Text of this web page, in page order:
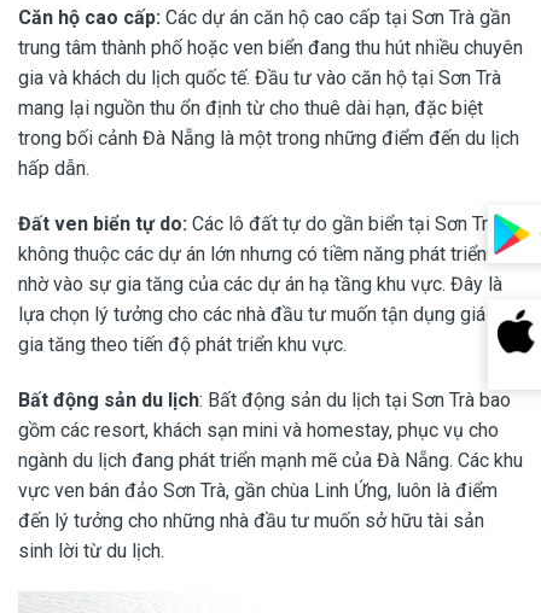
Căn hộ cao cấp: Các dự án căn hộ cao cấp tại Sơn Trà gần
trung tâm thành phố hoặc ven biển đang thu hút nhiều chuyên
gia và khách du lịch quốc tế. Đầu tư vào căn hộ tại Sơn Trà
mang lại nguồn thu ổn định từ cho thuê dài hạn, đặc biệt
trong bối cảnh Đà Nẵng là một trong những điểm đến du lịch
hấp dẫn.
Đất ven biển tự do: Các lô đất tự do gần biển tại Sơn Trà
không thuộc các dự án lớn nhưng có tiềm năng phát triển tốt
nhờ vào sự gia tăng của các dự án hạ tầng khu vực. Đây là
lựa chọn lý tưởng cho các nhà đầu tư muốn tận dụng giá trị
gia tăng theo tiến độ phát triển khu vực.
Bất động sản du lịch: Bất động sản du lịch tại Sơn Trà bao
gồm các resort, khách sạn mini và homestay, phục vụ cho
ngành du lịch đang phát triển mạnh mẽ của Đà Nẵng. Các khu
vực ven bán đảo Sơn Trà, gần chùa Linh Ứng, luôn là điểm
đến lý tưởng cho những nhà đầu tư muốn sở hữu tài sản
sinh lời từ du lịch.